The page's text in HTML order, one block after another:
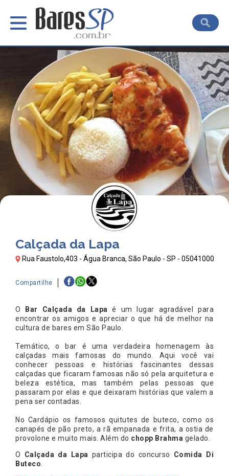
Calçada da Lapa
Rua Faustolo,403 - Água Branca, São Paulo - SP - 05041000
Compartilhe
O Bar Calçada da Lapa é um lugar agradável para
encontrar os amigos e apreciar o que há de melhor na
cultura de bares em São Paulo.
Temático, o bar é uma verdadeira homenagem às
calçadas mais famosas do mundo. Aqui você vai
conhecer pessoas e histórias fascinantes dessas
calçadas que ficaram famosas não só pela arquitetura e
beleza estética, mas também pelas pessoas que
passaram por elas e que deixaram histórias que valem a
pena ser contadas.
No Cardápio os famosos quitutes de buteco, como os
canapés de pão preto, a rã empanada e frita, a ostia de
provolone e muito mais. Além do chopp Brahma gelado.
O Calçada da Lapa participa do concurso Comida Di
Buteco.